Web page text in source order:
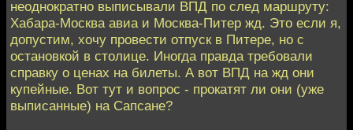
неоднократно выписывали ВПД по след маршруту:
Хабара-Москва авиа и Москва-Питер жд. Это если я,
допустим, хочу провести отпуск в Питере, но с
остановкой в столице. Иногда правда требовали
справку о ценах на билеты. А вот ВПД на жд они
купейные. Вот тут и вопрос - прокатят ли они (уже
выписанные) на Сапсане?